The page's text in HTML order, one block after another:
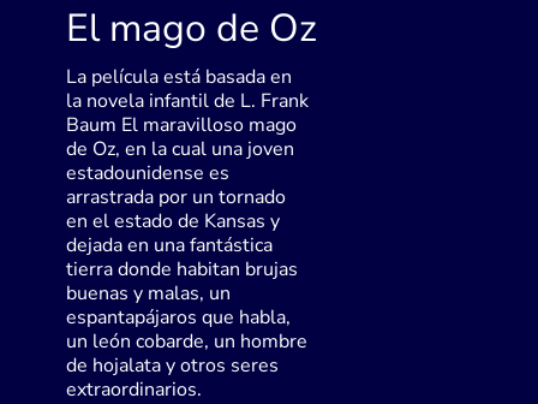
El mago de Oz
La película está basada en
la novela infantil de L. Frank
Baum El maravilloso mago
de Oz, en la cual una joven
estadounidense es
arrastrada por un tornado
en el estado de Kansas y
dejada en una fantástica
tierra donde habitan brujas
buenas y malas, un
espantapájaros que habla,
un león cobarde, un hombre
de hojalata y otros seres
extraordinarios.